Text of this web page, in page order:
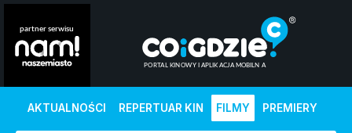
AKTUALNOŚCI REPERTUAR KIN FILMY PREMIERY